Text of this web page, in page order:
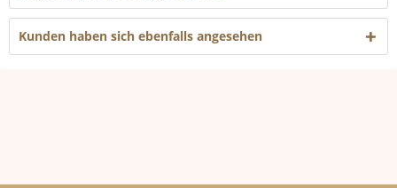
Kunden haben sich ebenfalls angesehen